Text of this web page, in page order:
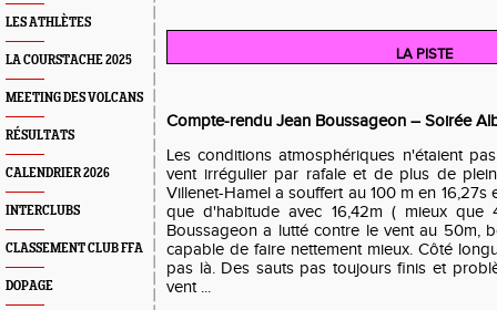
LES ATHLÈTES
LA COURSTACHE 2025
MEETING DES VOLCANS
RÉSULTATS
CALENDRIER 2026
INTERCLUBS
CLASSEMENT CLUB FFA
DOPAGE
LA PISTE
Compte-rendu Jean Boussageon – Soirée
Les conditions atmosphériques n'étaient
vent irrégulier par rafale et de plus de
Villenet-Hamel a souffert au 100 m en 16,27s
que d'habitude avec 16,42m ( mieux que
Boussageon a lutté contre le vent au 50m,
capable de faire nettement mieux. Côté
pas là. Des sauts pas toujours finis et
vent ...